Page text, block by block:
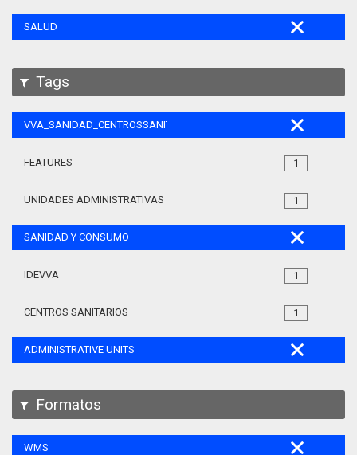
SALUD
Tags
VVA_SANIDAD_CENTROSSANITARIOS_105
1
FEATURES
1
UNIDADES ADMINISTRATIVAS
SANIDAD Y CONSUMO
1
IDEVVA
1
CENTROS SANITARIOS
ADMINISTRATIVE UNITS
Formatos
WMS